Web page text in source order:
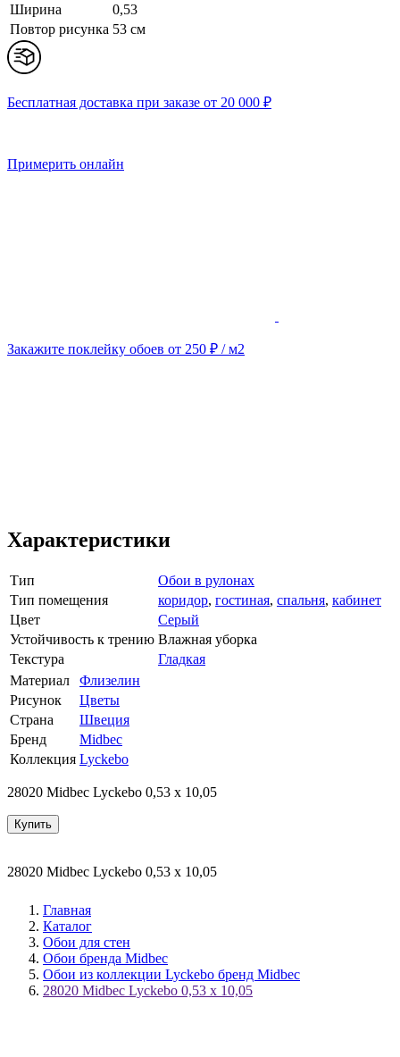
Ширина
0,53
Повтор рисунка 53 см
Бесплатная доставка при заказе от 20 000 ₽
Примерить онлайн
Закажите поклейку обоев от 250 ₽ / м2
Характеристики
Тип
Обои в рулонах
Тип помещения
коридор, гостиная, спальня, кабинет
Цвет
Серый
Устойчивость к трению Влажная уборка
Текстура
Гладкая
Материал
Флизелин
Рисунок
Цветы
Страна
Швеция
Бренд
Midbec
Коллекция Lyckebo
28020 Midbec Lyckebo 0,53 x 10,05
Купить
28020 Midbec Lyckebo 0,53 x 10,05
Главная
Каталог
Обои для стен
Обои бренда Midbec
Обои из коллекции Lyckebo бренд Midbec
28020 Midbec Lyckebo 0,53 x 10,05